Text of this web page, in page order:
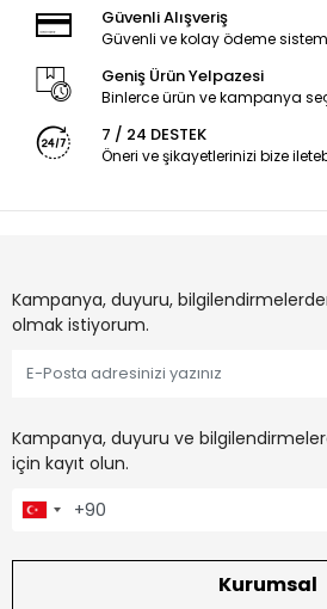
Güvenli Alışveriş
Güvenli ve kolay ödeme
Geniş Ürün Yelpazesi
Binlerce ürün ve kampanya
7 / 24 DESTEK
Öneri ve şikayetlerinizi bize
Kampanya, duyuru,
olmak istiyorum.
Kampanya, duyuru ve
için kayıt olun.
Kurumsal